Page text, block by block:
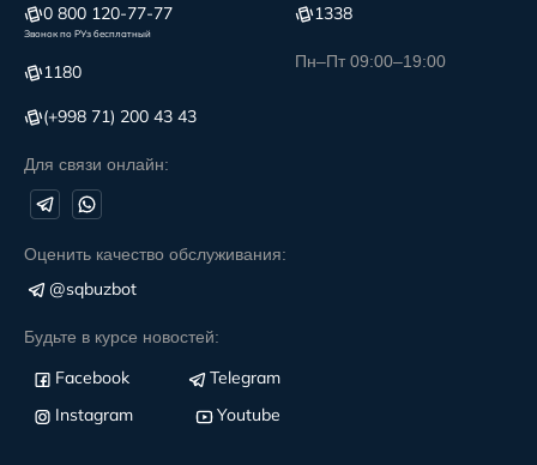
0 800 120-77-77
Звонок по РУз бесплатный
1180
(+998 71) 200 43 43
Для связи онлайн:
1338
Пн–Пт 09:00–19:00
Оценить качество обслуживания:
@sqbuzbot
Будьте в курсе новостей:
Facebook
Telegram
Instagram
Youtube